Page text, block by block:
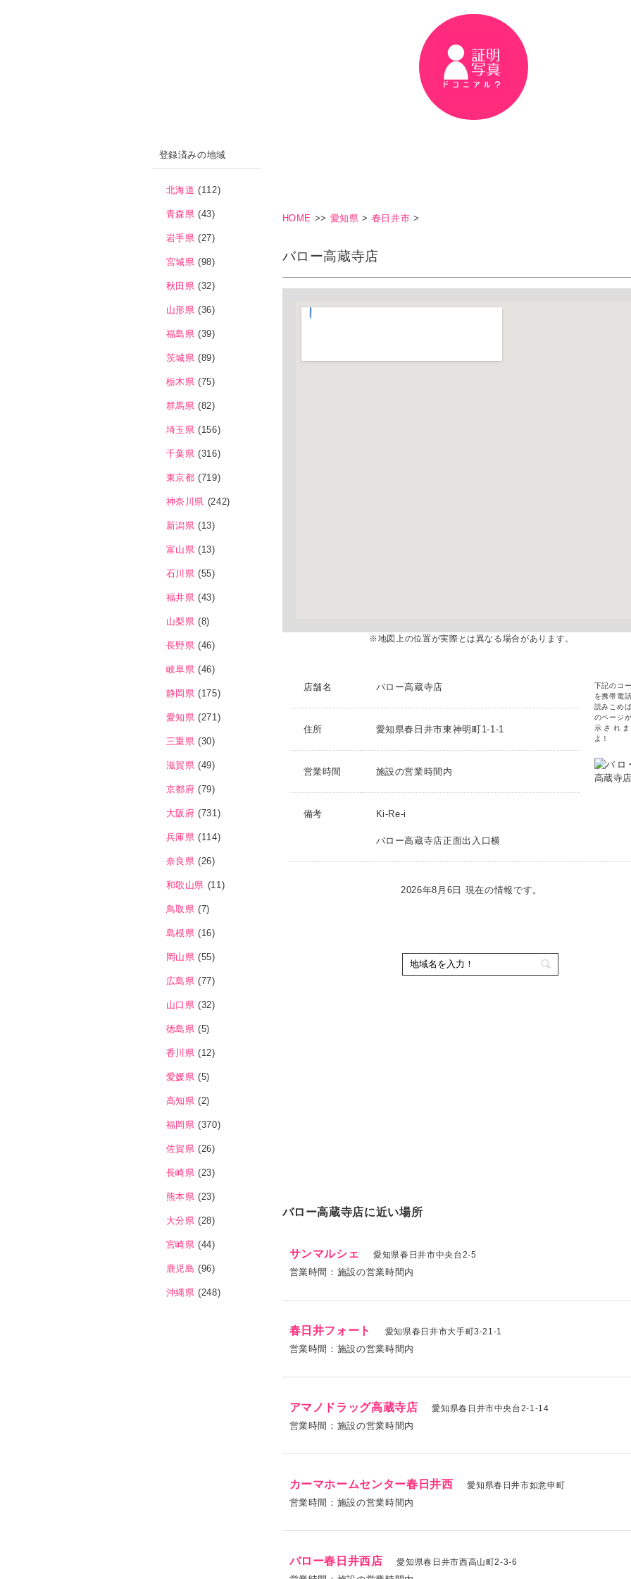
HOME >> 愛知県 > 春日井市 >
バロー高蔵寺店
※地図上の位置が実際とは異なる場合があります。
店舗名 バロー高蔵寺店
下記のコ
を携帯電
読みこめ
のページ
示され
よ！
住所 愛知県春日井市東神明町1-1-1
営業時間 施設の営業時間内
備考 Ki-Re-i
バロー高蔵寺店正面出入口横
2026年8月6日 現在の情報です。
バロー高蔵寺店に近い場所
サンマルシェ 愛知県春日井市中央台2-5
営業時間：施設の営業時間内
春日井フォート 愛知県春日井市大手町3-21-1
営業時間：施設の営業時間内
アマノドラッグ高蔵寺店 愛知県春日井市中央台2-1-14
営業時間：施設の営業時間内
カーマホームセンター春日井西 愛知県春日井市如意申町
営業時間：施設の営業時間内
バロー春日井西店 愛知県春日井市西高山町2-3-6
登録済みの地域
北海道 (112)
青森県 (43)
岩手県 (27)
宮城県 (98)
秋田県 (32)
山形県 (36)
福島県 (39)
茨城県 (89)
栃木県 (75)
群馬県 (82)
埼玉県 (156)
千葉県 (316)
東京都 (719)
神奈川県 (242)
新潟県 (13)
富山県 (13)
石川県 (55)
福井県 (43)
山梨県 (8)
長野県 (46)
岐阜県 (46)
静岡県 (175)
愛知県 (271)
三重県 (30)
滋賀県 (49)
京都府 (79)
大阪府 (731)
兵庫県 (114)
奈良県 (26)
和歌山県 (11)
鳥取県 (7)
島根県 (16)
岡山県 (55)
広島県 (77)
山口県 (32)
徳島県 (5)
香川県 (12)
愛媛県 (5)
高知県 (2)
福岡県 (370)
佐賀県 (26)
長崎県 (23)
熊本県 (23)
大分県 (28)
宮崎県 (44)
鹿児島 (96)
沖縄県 (248)